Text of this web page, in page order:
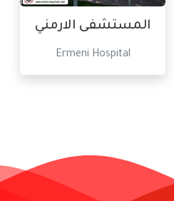
المستشفى الارمني
Ermeni Hospital